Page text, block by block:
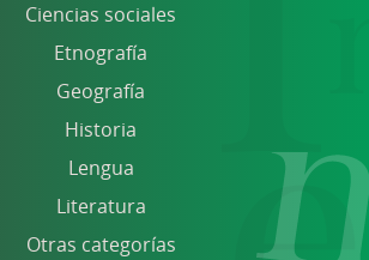
Ciencias sociales
Etnografía
Geografía
Historia
Lengua
Literatura
Otras categorías